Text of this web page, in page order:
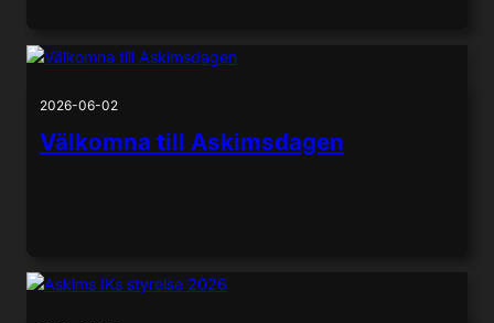
2026-06-02
Välkomna till Askimsdagen